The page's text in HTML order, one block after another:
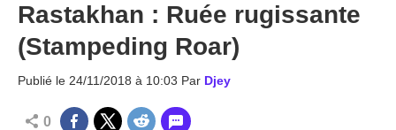
Rastakhan : Ruée rugissante
(Stampeding Roar)
Publié le 24/11/2018 à 10:03 Par Djey
0